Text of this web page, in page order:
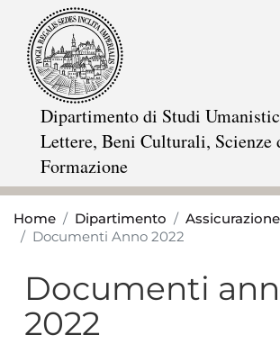
Dipartimento di Studi
Lettere, Beni Culturali, Scienze
Formazione
Home Dipartimento
Documenti Anno 2022
Documenti
2022